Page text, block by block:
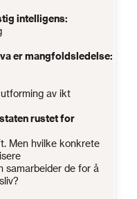
intelligens:
er mangfoldsledelse:
av ikt
rustet for
Men hvilke konkrete
samarbeider de for å